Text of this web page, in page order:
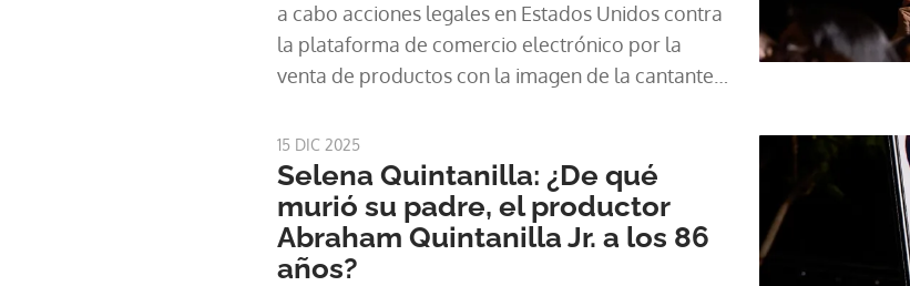
a cabo acciones legales en Estados Unidos contra
la plataforma de comercio electrónico por la
venta de productos con la imagen de la cantante
15 DIC 2025
Selena Quintanilla: ¿De qué
murió su padre, el productor
Abraham Quintanilla Jr. a los 86
años?